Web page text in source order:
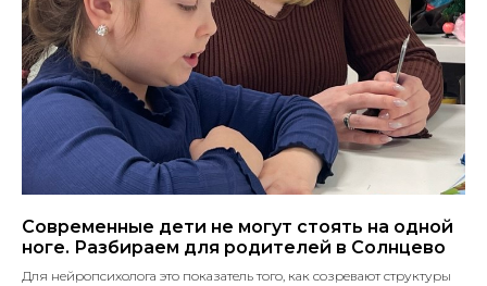
Современные дети не могут стоять на одной
ноге. Разбираем для родителей в Солнцево
Для нейропсихолога это показатель того, как созревают структуры